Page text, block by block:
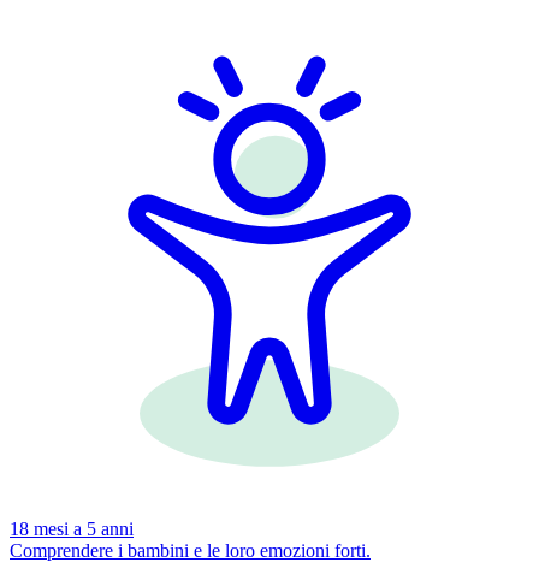
18 mesi a 5 anni
Comprendere i bambini e le loro emozioni forti.